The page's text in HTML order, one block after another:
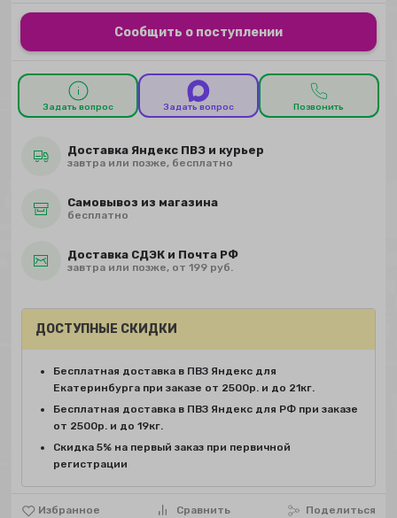
Сообщить о поступлении
Задать вопрос Задать вопрос Позвонить
Доставка Яндекс ПВЗ и курьер
завтра или позже, бесплатно
Самовывоз из магазина
бесплатно
Доставка СДЭК и Почта РФ
завтра или позже, от 199 руб.
Избранное Сравнить Поделиться
ДОСТУПНЫЕ СКИДКИ
Бесплатная доставка в ПВЗ Яндекс для
Екатеринбурга при заказе от 2500р. и до 21кг.
Бесплатная доставка в ПВЗ Яндекс для РФ при заказе
от 2500р. и до 19кг.
Скидка 5% на первый заказ при первичной
регистрации